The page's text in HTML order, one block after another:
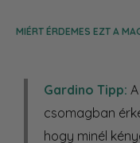
MIÉRT ÉRDEMES EZT A
Gardino Tipp:
csomagban
hogy minél